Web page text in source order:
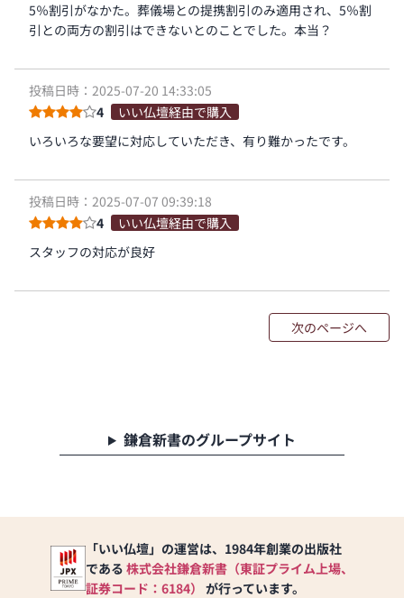
5％割引がなかた。葬儀場との提携割引のみ適用され、5％割
引との両方の割引はできないとのことでした。本当？
投稿日時：2025-07-20 14:33:05
4
いい仏壇経由で購入
いろいろな要望に対応していただき、有り難かったです。
投稿日時：2025-07-07 09:39:18
4
いい仏壇経由で購入
スタッフの対応が良好
次のページへ
鎌倉新書のグループサイト
「いい仏壇」の運営は、1984年創業の出版社
である 株式会社鎌倉新書（東証プライム上場、
証券コード：6184） が行っています。